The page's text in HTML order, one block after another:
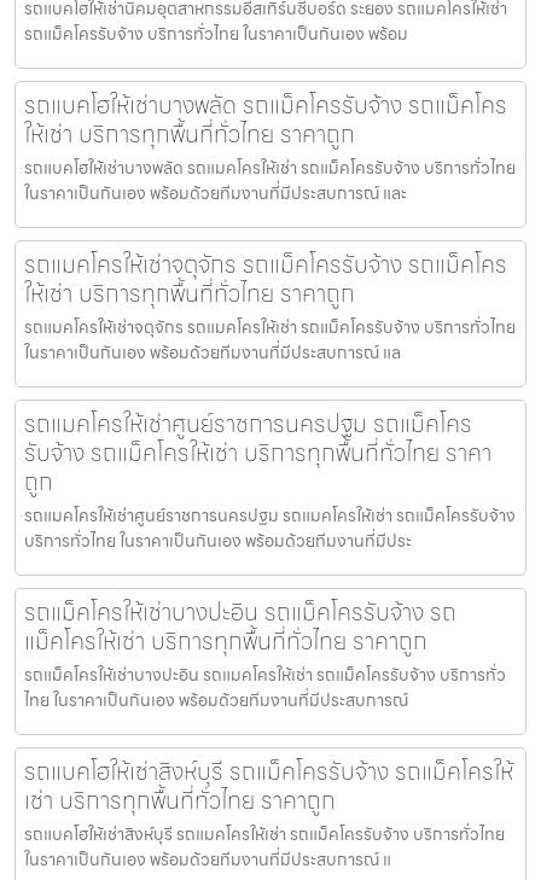
รถแบคโฮให้เช่านิคมอุตสาหกรรมอีสเทิร์นซีบอร์ด ระยอง รถแมคโครให้เช่า
รถแม็คโครรับจ้าง บริการทั่วไทย ในราคาเป็นกันเอง พร้อม
รถแบคโฮให้เช่าบางพลัด รถแม็คโครรับจ้าง รถแม็คโคร
ให้เช่า บริการทุกพื้นที่ทั่วไทย ราคาถูก
รถแบคโฮให้เช่าบางพลัด รถแมคโครให้เช่า รถแม็คโครรับจ้าง บริการทั่วไทย
ในราคาเป็นกันเอง พร้อมด้วยทีมงานที่มีประสบการณ์ และ
รถแมคโครให้เช่าจตุจักร รถแม็คโครรับจ้าง รถแม็คโคร
ให้เช่า บริการทุกพื้นที่ทั่วไทย ราคาถูก
รถแมคโครให้เช่าจตุจักร รถแมคโครให้เช่า รถแม็คโครรับจ้าง บริการทั่วไทย
ในราคาเป็นกันเอง พร้อมด้วยทีมงานที่มีประสบการณ์ แล
รถแมคโครให้เช่าศูนย์ราชการนครปฐม รถแม็คโคร
รับจ้าง รถแม็คโครให้เช่า บริการทุกพื้นที่ทั่วไทย ราคา
ถูก
รถแมคโครให้เช่าศูนย์ราชการนครปฐม รถแมคโครให้เช่า รถแม็คโครรับจ้าง
บริการทั่วไทย ในราคาเป็นกันเอง พร้อมด้วยทีมงานที่มีประ
รถแม็คโครให้เช่าบางปะอิน รถแม็คโครรับจ้าง รถ
แม็คโครให้เช่า บริการทุกพื้นที่ทั่วไทย ราคาถูก
รถแม็คโครให้เช่าบางปะอิน รถแมคโครให้เช่า รถแม็คโครรับจ้าง บริการทั่ว
ไทย ในราคาเป็นกันเอง พร้อมด้วยทีมงานที่มีประสบการณ์
รถแบคโฮให้เช่าสิงห์บุรี รถแม็คโครรับจ้าง รถแม็คโครให้
เช่า บริการทุกพื้นที่ทั่วไทย ราคาถูก
รถแบคโฮให้เช่าสิงห์บุรี รถแมคโครให้เช่า รถแม็คโครรับจ้าง บริการทั่วไทย
ในราคาเป็นกันเอง พร้อมด้วยทีมงานที่มีประสบการณ์ แ